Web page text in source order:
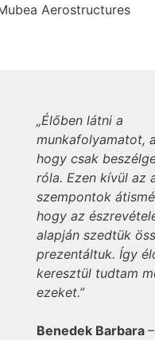
Aerostructures
„Élőben látni a
munkafolyamatot,
hogy csak
róla. Ezen kívül az
szempontok
hogy az
alapján szedtük
prezentáltuk. Így
keresztül tudtam
ezeket.”
Benedek Barbara